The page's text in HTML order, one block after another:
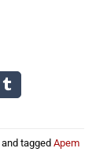
and tagged Apem